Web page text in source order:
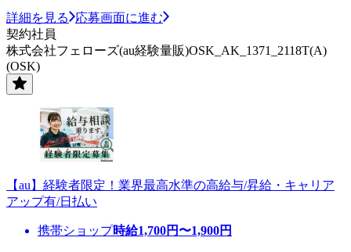
詳細を見る
応募画面に進む
契約社員
株式会社フェローズ(au経験量販)OSK_AK_1371_2118T(A)
(OSK)
【au】経験者限定！業界最高水準の高給与/昇給・キャリア
アップ有/日払い
携帯ショップ時給1,700円〜1,900円